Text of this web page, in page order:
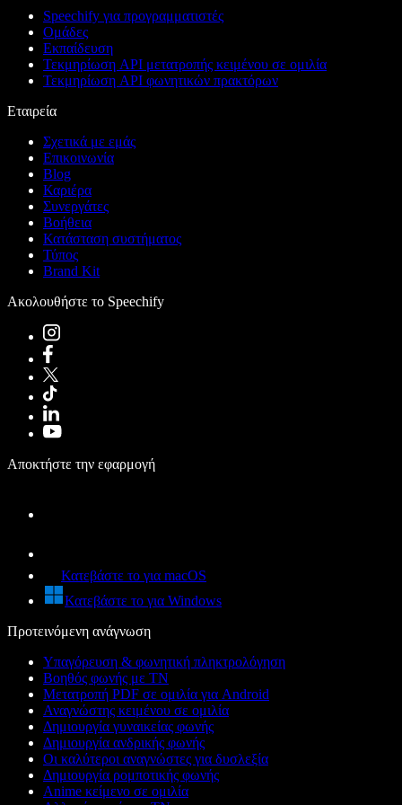
Speechify για προγραμματιστές
Ομάδες
Εκπαίδευση
Τεκμηρίωση API μετατροπής κειμένου σε ομιλία
Τεκμηρίωση API φωνητικών πρακτόρων
Εταιρεία
Σχετικά με εμάς
Επικοινωνία
Blog
Καριέρα
Συνεργάτες
Βοήθεια
Κατάσταση συστήματος
Τύπος
Brand Kit
Ακολουθήστε το Speechify
Αποκτήστε την εφαρμογή
Κατεβάστε το για macOS
Κατεβάστε το για Windows
Προτεινόμενη ανάγνωση
Υπαγόρευση & φωνητική πληκτρολόγηση
Βοηθός φωνής με ΤΝ
Μετατροπή PDF σε ομιλία για Android
Αναγνώστης κειμένου σε ομιλία
Δημιουργία γυναικείας φωνής
Δημιουργία ανδρικής φωνής
Οι καλύτεροι αναγνώστες για δυσλεξία
Δημιουργία ρομποτικής φωνής
Anime κείμενο σε ομιλία